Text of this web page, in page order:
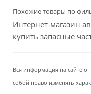
Похожие товары по
Интернет-магазин
купить запасные
Вся информация на сайте о
собой право изменять